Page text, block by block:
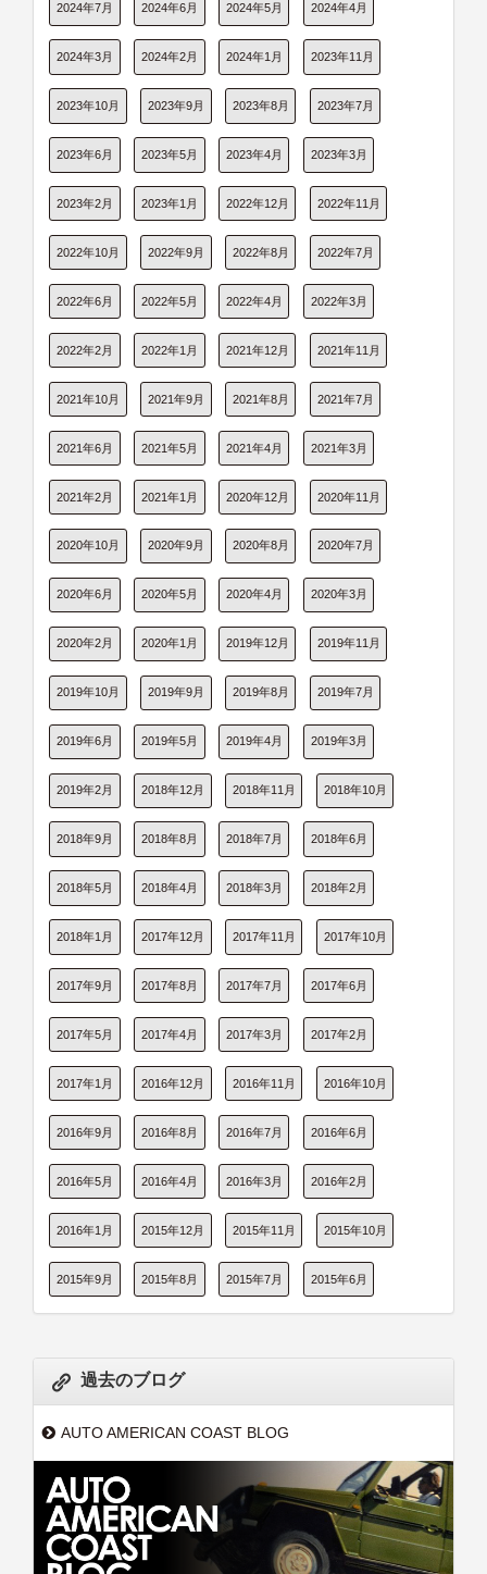
2024年7月 2024年6月 2024年5月 2024年4月
2024年3月 2024年2月 2024年1月 2023年11月
2023年10月 2023年9月 2023年8月 2023年7月
2023年6月 2023年5月 2023年4月 2023年3月
2023年2月 2023年1月 2022年12月 2022年11月
2022年10月 2022年9月 2022年8月 2022年7月
2022年6月 2022年5月 2022年4月 2022年3月
2022年2月 2022年1月 2021年12月 2021年11月
2021年10月 2021年9月 2021年8月 2021年7月
2021年6月 2021年5月 2021年4月 2021年3月
2021年2月 2021年1月 2020年12月 2020年11月
2020年10月 2020年9月 2020年8月 2020年7月
2020年6月 2020年5月 2020年4月 2020年3月
2020年2月 2020年1月 2019年12月 2019年11月
2019年10月 2019年9月 2019年8月 2019年7月
2019年6月 2019年5月 2019年4月 2019年3月
2019年2月 2018年12月 2018年11月 2018年10月
2018年9月 2018年8月 2018年7月 2018年6月
2018年5月 2018年4月 2018年3月 2018年2月
2018年1月 2017年12月 2017年11月 2017年10月
2017年9月 2017年8月 2017年7月 2017年6月
2017年5月 2017年4月 2017年3月 2017年2月
2017年1月 2016年12月 2016年11月 2016年10月
2016年9月 2016年8月 2016年7月 2016年6月
2016年5月 2016年4月 2016年3月 2016年2月
2016年1月 2015年12月 2015年11月 2015年10月
2015年9月 2015年8月 2015年7月 2015年6月
過去のブログ
AUTO AMERICAN COAST BLOG